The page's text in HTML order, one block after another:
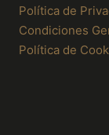
Política de
Condiciones
Política de